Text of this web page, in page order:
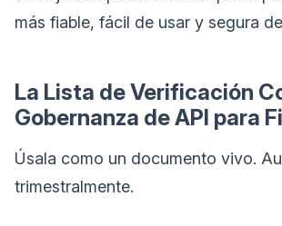
más fiable, fácil de usar y segura
La Lista de Verificación
Gobernanza de API para
Úsala como un documento vivo.
trimestralmente.